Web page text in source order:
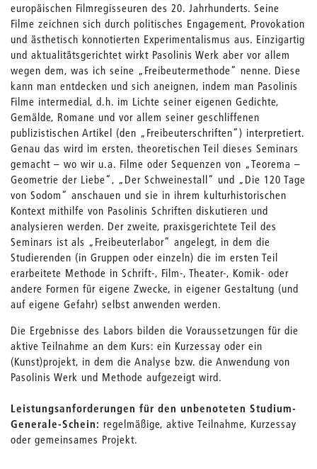
europäischen Filmregisseuren des 20. Jahrhunderts. Seine
Filme zeichnen sich durch politisches Engagement, Provokation
und ästhetisch konnotierten Experimentalismus aus. Einzigartig
und aktualitätsgerichtet wirkt Pasolinis Werk aber vor allem
wegen dem, was ich seine „Freibeutermethode“ nenne. Diese
kann man entdecken und sich aneignen, indem man Pasolinis
Filme intermedial, d.h. im Lichte seiner eigenen Gedichte,
Gemälde, Romane und vor allem seiner geschliffenen
publizistischen Artikel (den „Freibeuterschriften“) interpretiert.
Genau das wird im ersten, theoretischen Teil dieses Seminars
gemacht – wo wir u.a. Filme oder Sequenzen von „Teorema –
Geometrie der Liebe“, „Der Schweinestall“ und „Die 120 Tage
von Sodom“ anschauen und sie in ihrem kulturhistorischen
Kontext mithilfe von Pasolinis Schriften diskutieren und
analysieren werden. Der zweite, praxisgerichtete Teil des
Seminars ist als „Freibeuterlabor“ angelegt, in dem die
Studierenden (in Gruppen oder einzeln) die im ersten Teil
erarbeitete Methode in Schrift-, Film-, Theater-, Komik- oder
andere Formen für eigene Zwecke, in eigener Gestaltung (und
auf eigene Gefahr) selbst anwenden werden.
Die Ergebnisse des Labors bilden die Voraussetzungen für die
aktive Teilnahme an dem Kurs: ein Kurzessay oder ein
(Kunst)projekt, in dem die Analyse bzw. die Anwendung von
Pasolinis Werk und Methode aufgezeigt wird.
Leistungsanforderungen für den unbenoteten Studium-
Generale-Schein: regelmäßige, aktive Teilnahme, Kurzessay
oder gemeinsames Projekt.